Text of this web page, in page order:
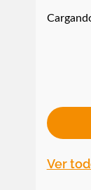
Ver